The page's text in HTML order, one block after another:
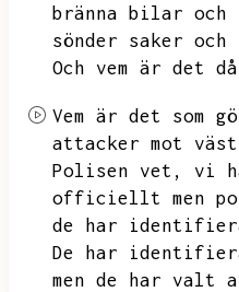
bränna bilar och
sönder saker och
Och vem är det
Vem är det som
attacker mot
Polisen vet,
vi
officiellt men
de har
De har
men de har valt